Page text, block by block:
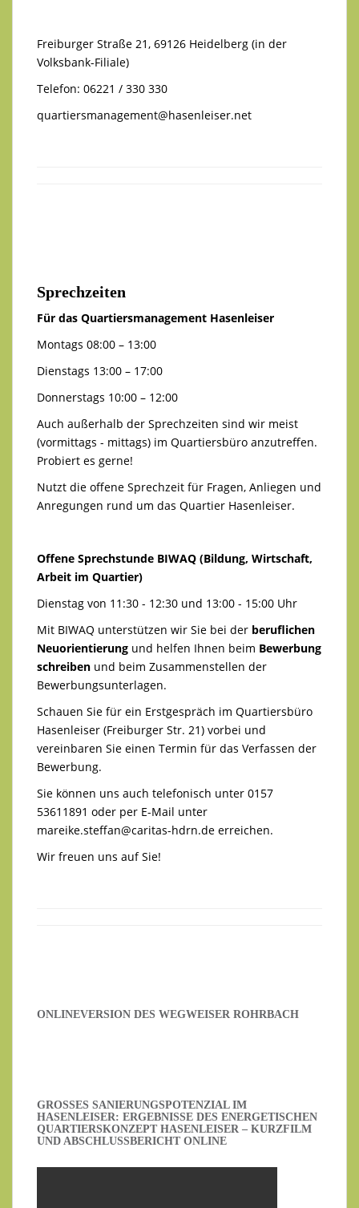
Freiburger Straße 21, 69126 Heidelberg (in der
Volksbank-Filiale)
Telefon: 06221 / 330 330
quartiersmanagement@hasenleiser.net
Sprechzeiten
Für das Quartiersmanagement Hasenleiser
Montags 08:00 – 13:00
Dienstags 13:00 – 17:00
Donnerstags 10:00 – 12:00
Auch außerhalb der Sprechzeiten sind wir meist
(vormittags - mittags) im Quartiersbüro anzutreffen.
Probiert es gerne!
Nutzt die offene Sprechzeit für Fragen, Anliegen und
Anregungen rund um das Quartier Hasenleiser.
Offene Sprechstunde BIWAQ (Bildung, Wirtschaft,
Arbeit im Quartier)
Dienstag von 11:30 - 12:30 und 13:00 - 15:00 Uhr
Mit BIWAQ unterstützen wir Sie bei der beruflichen
Neuorientierung und helfen Ihnen beim Bewerbung
schreiben und beim Zusammenstellen der
Bewerbungsunterlagen.
Schauen Sie für ein Erstgespräch im Quartiersbüro
Hasenleiser (Freiburger Str. 21) vorbei und
vereinbaren Sie einen Termin für das Verfassen der
Bewerbung.
Sie können uns auch telefonisch unter 0157
53611891 oder per E-Mail unter
mareike.steffan@caritas-hdrn.de erreichen.
Wir freuen uns auf Sie!
ONLINEVERSION DES WEGWEISER ROHRBACH
GROSSES SANIERUNGSPOTENZIAL IM H
ASENLEISER: ERGEBNISSE DES ENERGETISCHEN Q
UARTIERSKONZEPT HASENLEISER – KURZFILM U
ND ABSCHLUSSBERICHT ONLINE